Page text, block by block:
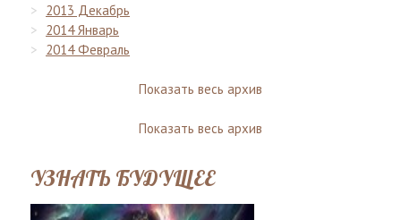
2013 Декабрь
2014 Январь
2014 Февраль
Показать весь архив
Показать весь архив
УЗНАТЬ БУДУЩЕЕ